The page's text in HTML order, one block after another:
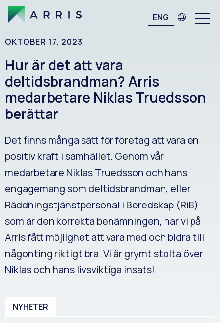
ENG
OKTOBER 17, 2023
Hur är det att vara
deltidsbrandman? Arris
medarbetare Niklas Truedsson
berättar
Det finns många sätt för företag att vara en
positiv kraft i samhället. Genom vår
medarbetare Niklas Truedsson och hans
engagemang som deltidsbrandman, eller
Räddningstjänstpersonal i Beredskap (RiB)
som är den korrekta benämningen, har vi på
Arris fått möjlighet att vara med och bidra till
någonting riktigt bra. Vi är grymt stolta över
Niklas och hans livsviktiga insats!
NYHETER